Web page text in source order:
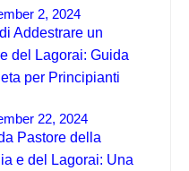
2, 2024
Addestrare un
del Lagorai: Guida
per Principianti
22, 2024
Pastore della
e del Lagorai: Una